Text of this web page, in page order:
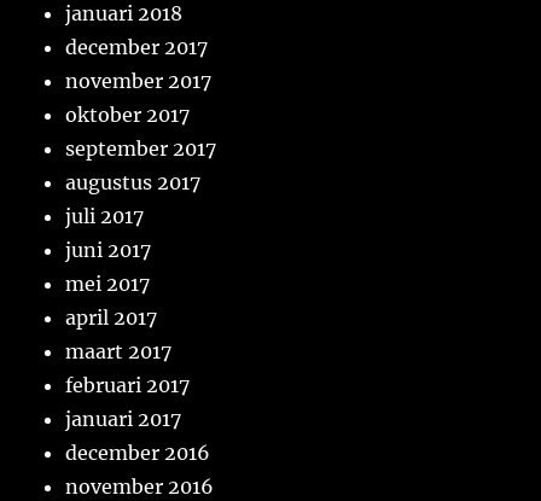
januari 2018
december 2017
november 2017
oktober 2017
september 2017
augustus 2017
juli 2017
juni 2017
mei 2017
april 2017
maart 2017
februari 2017
januari 2017
december 2016
november 2016